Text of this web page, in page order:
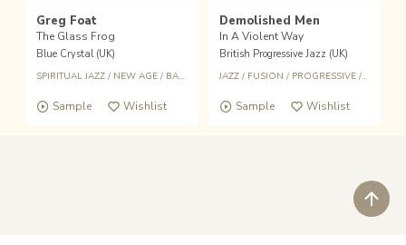
Greg Foat
The Glass Frog
Blue Crystal (UK)
SPIRITUAL JAZZ/ NEW AGE/ BALEARIC NU JAZZ
Sample Wishlist
Demolished Men
In A Violent Way
British Progressive Jazz (UK)
JAZZ/ FUSION / PROGRESSIVE/ REGGAE
Sample Wishlist